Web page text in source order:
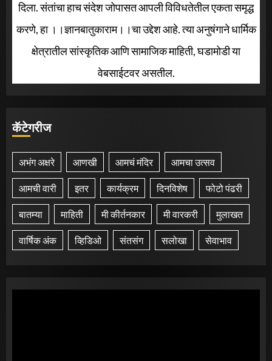
दिला. संतांचा हाच संदेश जोपासत आपली विविधतेतील एकता समृद्ध
करणे, हा ।।ज्ञानबातुकाराम।।चा उद्देश आहे. त्या अनुषंगाने धार्मिक
क्षेत्रातील सांस्कृतिक आणि सामाजिक माहिती, घडामोडी या
वेबसाईटवर असतील.
कॅटेगरीज
अभंग अक्षरे आणखी आमचं मंदिर आमचा उत्सव
आमची वारी इतर कार्यक्रम दिनविशेष फोटो पंढरी
बातम्या माहिती मी कीर्तनकार मी वारकरी मुलाखत
वार्षिक अंक व्हिडिओ संतसंग सलोखा सेवाभाव